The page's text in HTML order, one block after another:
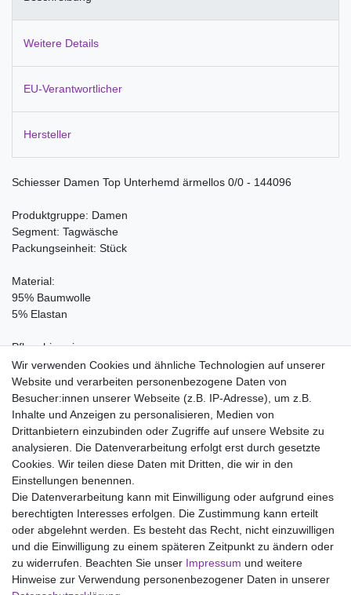
Weitere Details
EU-Verantwortlicher
Hersteller
Schiesser Damen Top Unterhemd ärmellos 0/0 - 144096
Produktgruppe: Damen
Segment: Tagwäsche
Packungseinheit: Stück
Material:
95% Baumwolle
5% Elastan
Pflegehinweis:
Waschen bei 60°C, Nicht bleichen, Trockner (Stufe 1), Handwarm
bügeln Stufe 1, Nicht chemisch reinigen
Wir liefern mit DHL (auch Samstags)
Kostenloser Versand
14 Tage Rückgaberecht
Impressum Daten­schutz­erklärung AGB
Wir verwenden Cookies und ähnliche Technologien auf unserer
Website und verarbeiten personenbezogene Daten von
Besucher:innen unserer Webseite (z.B. IP-Adresse), um z.B.
Inhalte und Anzeigen zu personalisieren, Medien von
Drittanbietern einzubinden oder Zugriffe auf unsere Website zu
analysieren. Die Datenverarbeitung erfolgt erst durch gesetzte
Cookies. Wir teilen diese Daten mit Dritten, die wir in den
Einstellungen benennen.
Die Datenverarbeitung kann mit Einwilligung oder aufgrund eines
berechtigten Interesses erfolgen. Die Zustimmung kann erteilt
oder abgelehnt werden. Es besteht das Recht, nicht einzuwilligen
und die Einwilligung zu einem späteren Zeitpunkt zu ändern oder
zu widerrufen. Beachten Sie unser Impressum und weitere
Hinweise zur Verwendung personenbezogener Daten in unserer